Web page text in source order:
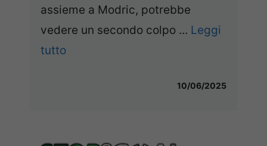
assieme a Modric, potrebbe
vedere un secondo colpo ... Leggi
tutto
10/06/2025